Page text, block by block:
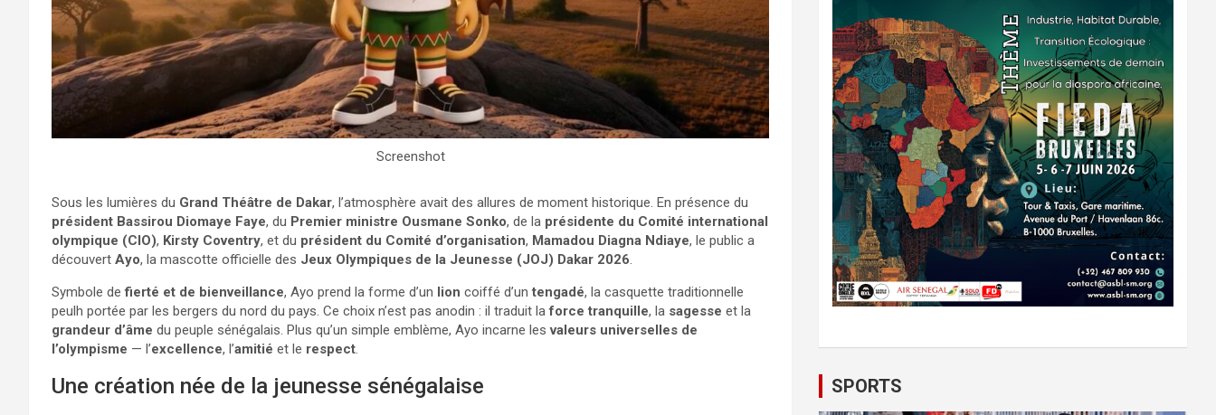
Screenshot
Sous les lumières du Grand Théâtre de Dakar, l’atmosphère avait des allures de moment historique. En présence du
président Bassirou Diomaye Faye, du Premier ministre Ousmane Sonko, de la présidente du Comité international
olympique (CIO), Kirsty Coventry, et du président du Comité d’organisation, Mamadou Diagna Ndiaye, le public a
découvert Ayo, la mascotte officielle des Jeux Olympiques de la Jeunesse (JOJ) Dakar 2026.
Symbole defierté et de bienveillance, Ayo prend la forme d’un lion coiffé d’untengadé, la casquette traditionnelle
peulh portée par les bergers du nord du pays. Ce choix n’est pas anodin : il traduit laforce tranquille, la sagesse et la
grandeur d’âme du peuple sénégalais. Plus qu’un simple emblème, Ayo incarne lesvaleurs universelles de
l’olympisme — l’excellence, l’amitié et le respect.
Une création née de la jeunesse sénégalaise SPORTS